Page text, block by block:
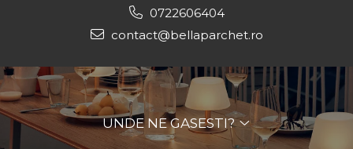
0722606404
contact@bellaparchet.ro
UNDE NE GASESTI?